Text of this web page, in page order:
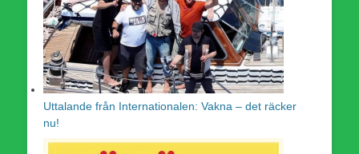
Uttalande från Internationalen: Vakna – det räcker
nu!